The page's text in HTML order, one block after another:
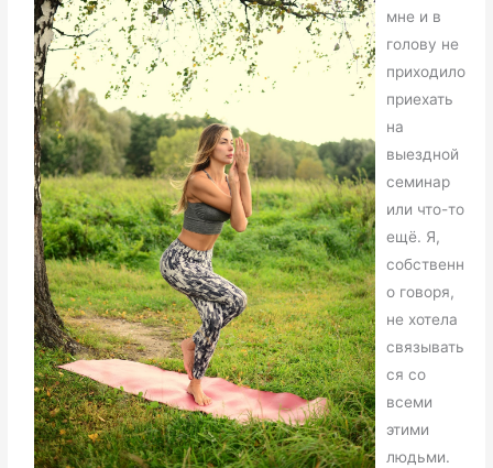
мне и в
голову не
приходило
приехать
на
выездной
семинар
или что-то
ещё. Я,
собственн
о говоря,
не хотела
связывать
ся со
всеми
этими
людьми.